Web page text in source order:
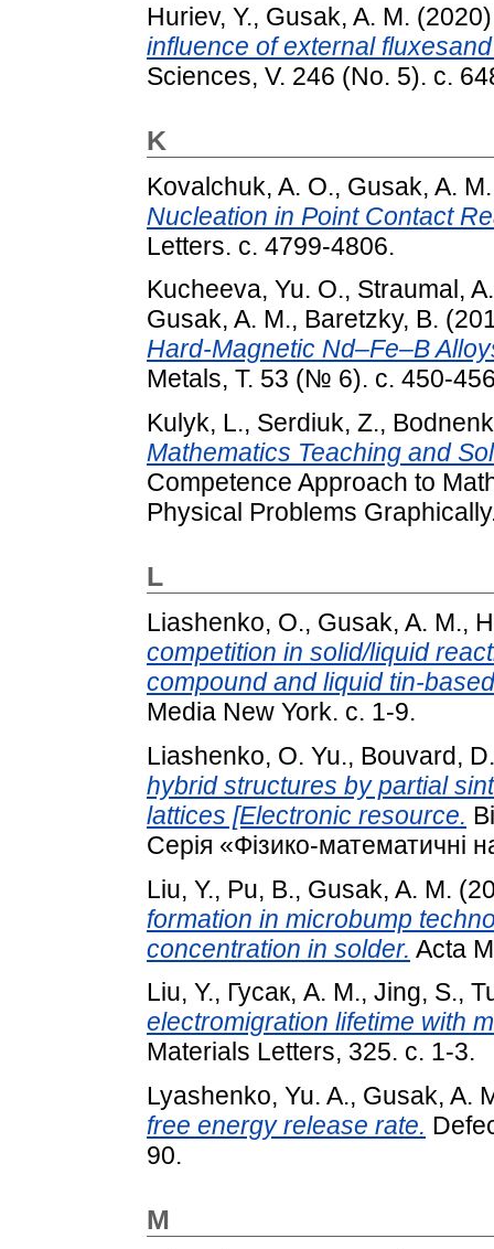
Huriev, Y., Gusak, A. M.
influence of external
Sciences, V. 246 (No. 5). с.
K
Kovalchuk, A. O., Gusak, A. M.
Nucleation in Point Contact
Letters. с. 4799-4806.
Kucheeva, Yu. O., Straumal,
Gusak, A. M., Baretzky, B.
Hard-Magnetic Nd–Fe–B
Metals, Т. 53 (№ 6). с. 450-
Kulyk, L., Serdiuk, Z.,
Mathematics Teaching and
Competence Approach to
Physical Problems
L
Liashenko, O., Gusak, A. M.,
competition in solid/liquid
compound and liquid tin-
Media New York. с. 1-9.
Liashenko, O. Yu., Bouvard, D.
hybrid structures by partial
lattices [Electronic resource.
Серія «Фізико-математичні
Liu, Y., Pu, B., Gusak, A. M.
formation in microbump
concentration in solder. Acta
Liu, Y., Гусак, А. М., Jing, S.,
electromigration lifetime with
Materials Letters, 325. с. 1-3.
Lyashenko, Yu. A., Gusak, A.
free energy release rate.
90.
M